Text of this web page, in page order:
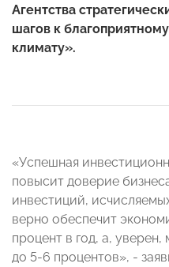
Агентства
шагов к
климату».
«Успешная
повысит доверие
инвестиций,
верно обеспечит
процент в год, а,
до 5-6 процентов», -